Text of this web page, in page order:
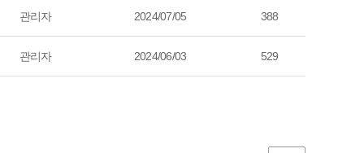
관리자 2024/07/05 388
관리자 2024/06/03 529